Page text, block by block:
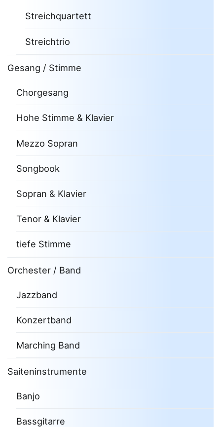
Streichquartett
Streichtrio
Gesang / Stimme
Chorgesang
Hohe Stimme & Klavier
Mezzo Sopran
Songbook
Sopran & Klavier
Tenor & Klavier
tiefe Stimme
Orchester / Band
Jazzband
Konzertband
Marching Band
Saiteninstrumente
Banjo
Bassgitarre